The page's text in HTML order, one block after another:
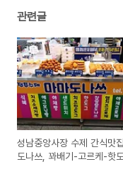
관련글
성남중앙사장 수제 간식맛
도나쓰, 꽈배기-고르케-핫